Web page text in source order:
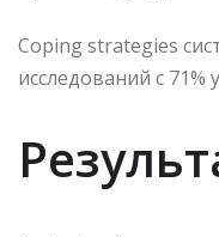
Coping strategies
исследований с 71%